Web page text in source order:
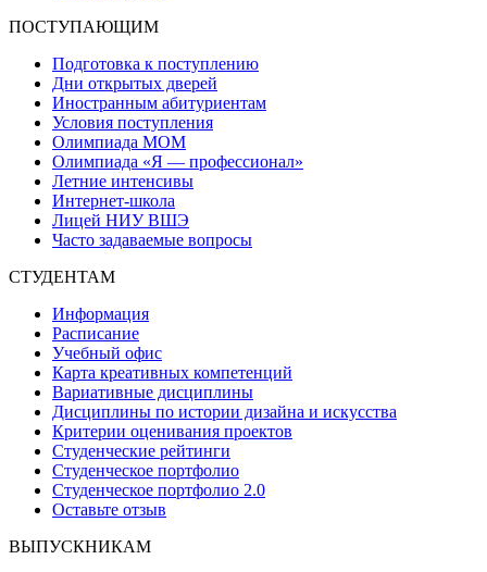
ПОСТУПАЮЩИМ
Подготовка к поступлению
Дни открытых дверей
Иностранным абитуриентам
Условия поступления
Олимпиада МОМ
Олимпиада «Я — профессионал»
Летние интенсивы
Интернет-школа
Лицей НИУ ВШЭ
Часто задаваемые вопросы
СТУДЕНТАМ
Информация
Расписание
Учебный офис
Карта креативных компетенций
Вариативные дисциплины
Дисциплины по истории дизайна и искусства
Критерии оценивания проектов
Студенческие рейтинги
Студенческое портфолио
Студенческое портфолио 2.0
Оставьте отзыв
ВЫПУСКНИКАМ